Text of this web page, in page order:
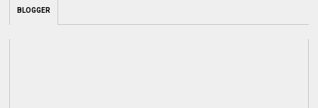
BLOGGER